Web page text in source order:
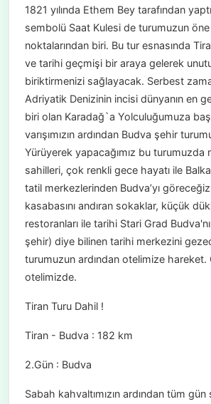
1821 yılında Ethem Bey tarafından
sembolü Saat Kulesi de turumuzun öne
noktalarından biri. Bu tur esnasında
ve tarihi geçmişi bir araya gelerek
biriktirmenizi sağlayacak. Serbest
Adriyatik Denizinin incisi dünyanın en
biri olan Karadağ`a Yolculuğumuza
varışımızın ardından Budva şehir
Yürüyerek yapacağımız bu turumuzda
sahilleri, çok renkli gece hayatı ile
tatil merkezlerinden Budva’yı
kasabasını andıran sokaklar, küçük
restoranları ile tarihi Stari Grad
şehir) diye bilinen tarihi merkezini
turumuzun ardından otelimize hareket.
otelimizde.
Tiran Turu Dahil !
Tiran - Budva : 182 km
2.Gün : Budva
Sabah kahvaltımızın ardından tüm